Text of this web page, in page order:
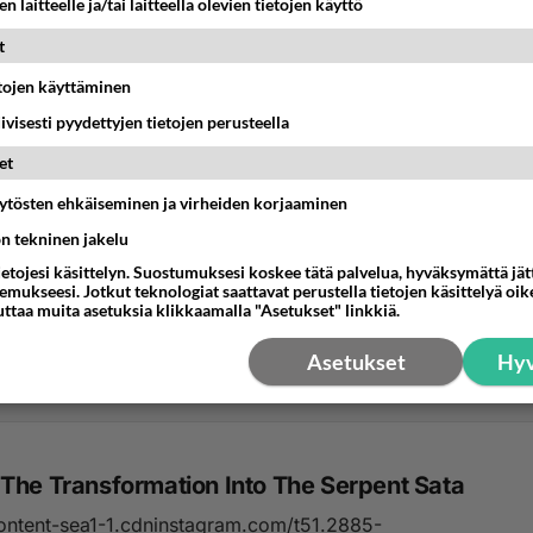
vs. kristinusko -sota
aihe, vai mitä? Mieleeni tuli eräs mainio uusi
uskovaisia yhdestä sun t...
Transformation Into The Serpent Sata
sea1-1.cdninstagram.com/t51.2885-
laitteelle ja/tai laitteella olevien tietojen käyttö
käyttäminen
pyydettyjen tietojen perusteella
ehkäiseminen ja virheiden korjaaminen
tekninen jakelu
käsittelyn. Suostumuksesi koskee tätä palvelua, hyväksymättä
Jotkut teknologiat saattavat perustella tietojen käsittelyä
muita asetuksia klikkaamalla "Asetukset" linkkiä.
Asetukset